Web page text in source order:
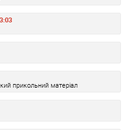
прикольний матеріал